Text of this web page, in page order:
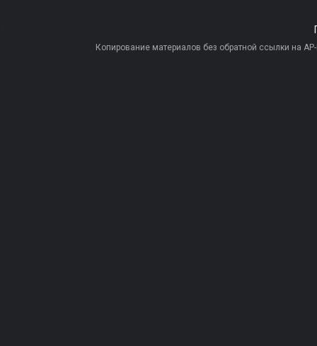
Копирование материалов без обратной ссылки на